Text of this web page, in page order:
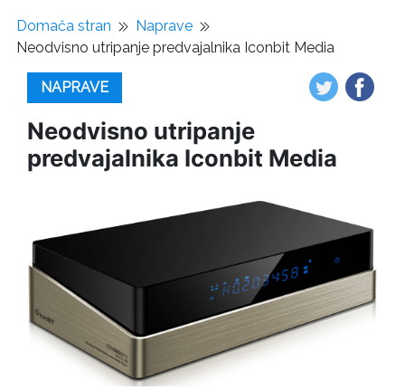
Domača stran
Naprave
Neodvisno utripanje predvajalnika Iconbit Media
NAPRAVE
Neodvisno utripanje
predvajalnika Iconbit Media